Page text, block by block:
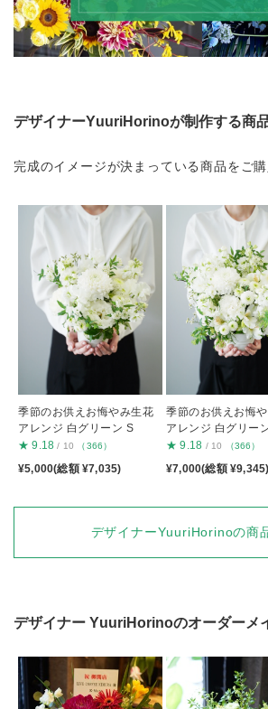
デザイナーYuuriHorinoが制作する商
完成のイメージが決まっている商品をご購
季節のお供えお悔やみ生花
アレンジ 白グリーン S
★ 9.18 / 10 （366）
¥5,000(総額 ¥7,035)
季節のお供えお悔
アレンジ 白グリー
★ 9.18 / 10 （366）
¥7,000(総額 ¥9,345)
デザイナーYuuriHorinoの商
デザイナー YuuriHorinoのオーダーメ